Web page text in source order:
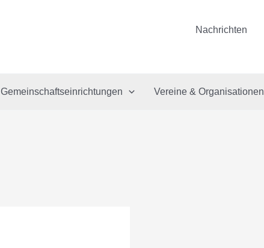
Nachrichten
Gemeinschaftseinrichtungen Vereine & Organisationen